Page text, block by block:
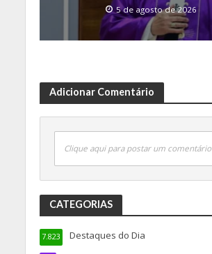
5 de agosto de 2026
Adicionar Comentário
Clique aqui para postar um comentário
CATEGORIAS
Destaques do Dia
7.823